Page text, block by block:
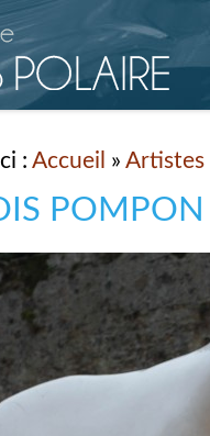
: Accueil » Artistes
POMPON